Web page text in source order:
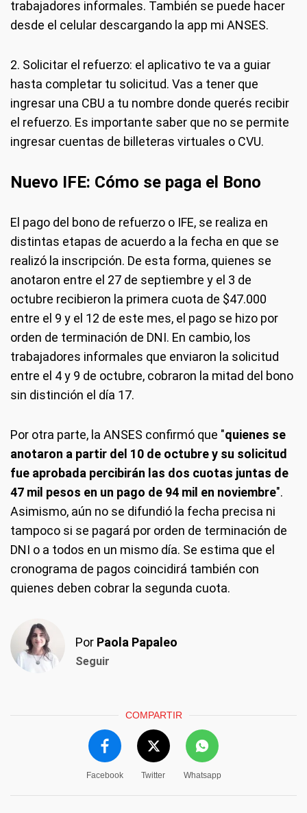
trabajadores informales. También se puede hacer
desde el celular descargando la app mi ANSES.
2. Solicitar el refuerzo: el aplicativo te va a guiar
hasta completar tu solicitud. Vas a tener que
ingresar una CBU a tu nombre donde querés recibir
el refuerzo. Es importante saber que no se permite
ingresar cuentas de billeteras virtuales o CVU.
Nuevo IFE: Cómo se paga el Bono
El pago del bono de refuerzo o IFE, se realiza en
distintas etapas de acuerdo a la fecha en que se
realizó la inscripción. De esta forma, quienes se
anotaron entre el 27 de septiembre y el 3 de
octubre recibieron la primera cuota de $47.000
entre el 9 y el 12 de este mes, el pago se hizo por
orden de terminación de DNI. En cambio, los
trabajadores informales que enviaron la solicitud
entre el 4 y 9 de octubre, cobraron la mitad del bono
sin distinción el día 17.
Por otra parte, la ANSES confirmó que "quienes se
anotaron a partir del 10 de octubre y su solicitud
fue aprobada percibirán las dos cuotas juntas de
47 mil pesos en un pago de 94 mil en noviembre".
Asimismo, aún no se difundió la fecha precisa ni
tampoco si se pagará por orden de terminación de
DNI o a todos en un mismo día. Se estima que el
cronograma de pagos coincidirá también con
quienes deben cobrar la segunda cuota.
Por Paola Papaleo
Seguir
COMPARTIR
Facebook Twitter Whatsapp